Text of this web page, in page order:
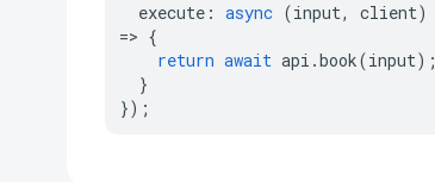
execute : async (input, client)
=> {
return await api .book(input);
}
});